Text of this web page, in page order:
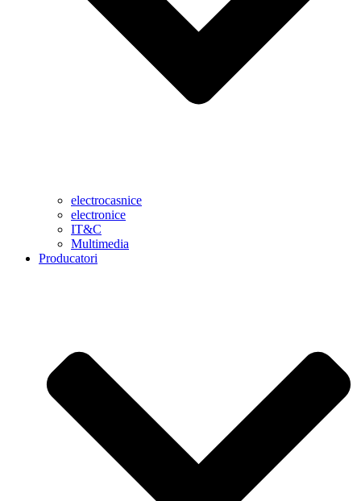
electrocasnice
electronice
IT&C
Multimedia
Producatori